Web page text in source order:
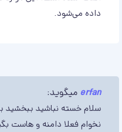
داده می‌شود.
erfan میگوید:
سلام خسته نباشید ببخشید
نخوام فعلا دامنه و هاست